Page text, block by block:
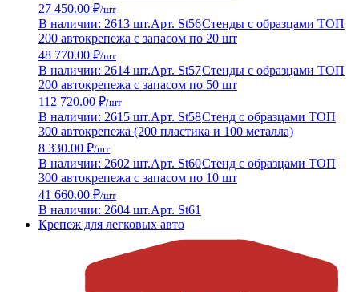
27 450.00 ₽/шт
В наличии: 2613 шт.Арт. St56Стенды с образцами ТОП
200 автокрепежа с запасом по 20 шт
48 770.00 ₽/шт
В наличии: 2614 шт.Арт. St57Стенды с образцами ТОП
200 автокрепежа с запасом по 50 шт
112 720.00 ₽/шт
В наличии: 2615 шт.Арт. St58Стенд с образцами ТОП
300 автокрепежа (200 пластика и 100 металла)
8 330.00 ₽/шт
В наличии: 2602 шт.Арт. St60Стенд с образцами ТОП
300 автокрепежа с запасом по 10 шт
41 660.00 ₽/шт
В наличии: 2604 шт.Арт. St61
Крепеж для легковых авто